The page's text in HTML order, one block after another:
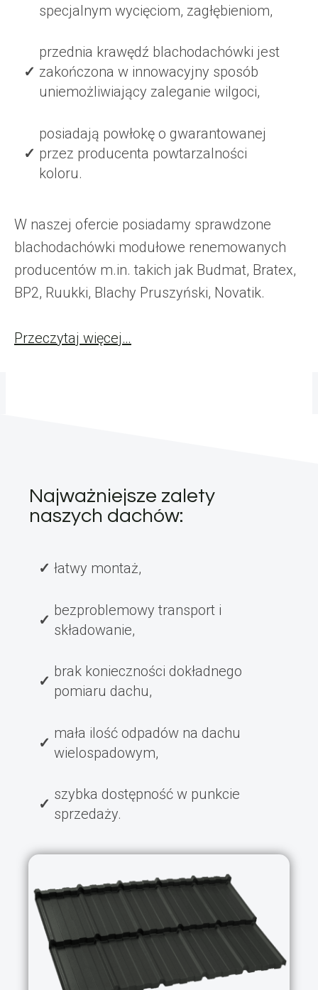
specjalnym wycięciom, zagłębieniom,
przednia krawędź blachodachówki jest
zakończona w innowacyjny sposób
uniemożliwiający zaleganie wilgoci,
posiadają powłokę o gwarantowanej
przez producenta powtarzalności
koloru.
W naszej ofercie posiadamy sprawdzone
blachodachówki modułowe renemowanych
producentów m.in. takich jak Budmat, Bratex,
BP2, Ruukki, Blachy Pruszyński, Novatik.
Przeczytaj więcej…
Najważniejsze zalety
naszych dachów:
łatwy montaż,
bezproblemowy transport i
składowanie,
brak konieczności dokładnego
pomiaru dachu,
mała ilość odpadów na dachu
wielospadowym,
szybka dostępność w punkcie
sprzedaży.